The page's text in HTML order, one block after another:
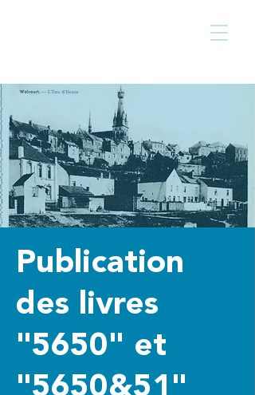
Publication
des livres
"5650" et
"5650&51"